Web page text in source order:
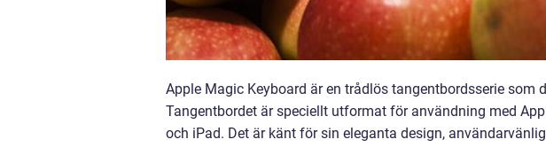
Apple Magic Keyboard är en trådlös tangentbordsserie som
Tangentbordet är speciellt utformat för användning med
och iPad. Det är känt för sin eleganta design,